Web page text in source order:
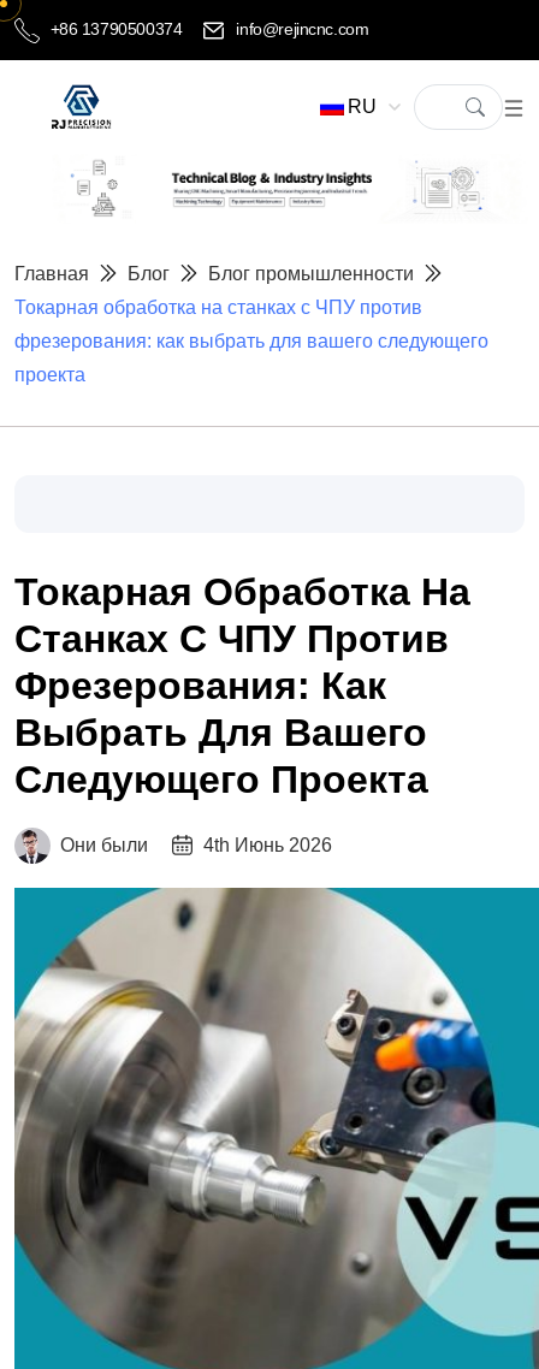
+86 13790500374 info@rejincnc.com
RU
Главная Блог
Блог промышленности
Токарная обработка на станках с ЧПУ против
фрезерования: как выбрать для вашего следующего
проекта
Токарная Обработка На
Станках С ЧПУ Против
Фрезерования: Как
Выбрать Для Вашего
Следующего Проекта
Они были 4th Июнь 2026